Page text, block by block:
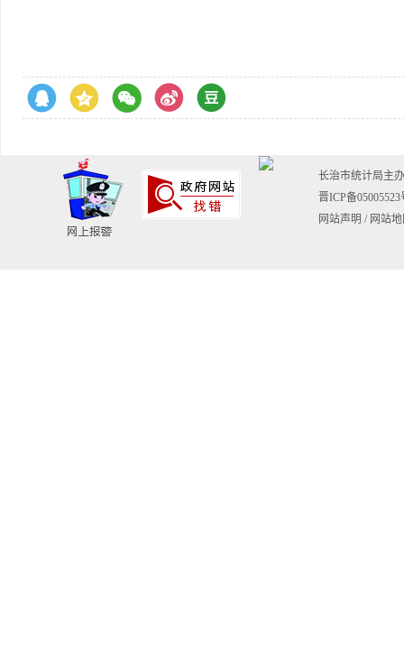
长治市统计局主
晋ICP备05005523
网站声明 / 网站